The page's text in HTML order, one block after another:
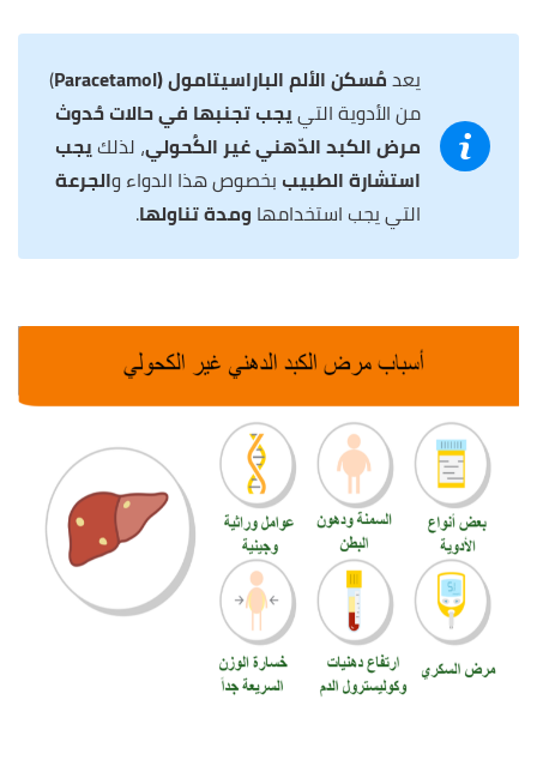
يعدمُسكن الألم الباراسيتامول (Paracetamol
)
من الأدوية التييجب تجنبها في حالات حُدوث
مرض الكبد الدّهني غير الكُحولي، لذلكيجب
استشارة الطبيب بخصوص هذا الدواء والجرعة
التي يجب استخدامها ومدة تناولها.